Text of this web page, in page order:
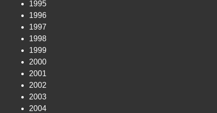
1995
1996
1997
1998
1999
2000
2001
2002
2003
2004